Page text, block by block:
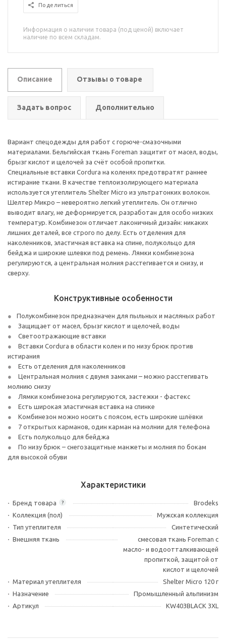
Поделиться
Информация о наличии товара (под ценой) включает
наличие по всем складам.
Описание Отзывы о товаре
Задать вопрос Дополнительно
Вариант спецодежды для работ с горюче-смазочными
материалами. Бельгийская ткань Foreman защитит от масел, воды,
брызг кислот и щелочей за счёт особой пропитки.
Специальные вставки Cordura на коленях предотвратят раннее
истирание ткани. В качестве теплоизолирующего материала
используется утеплитель Shelter Micro из ультратонких волокон.
Шелтер Микро – невероятно легкий утеплитель. Он отлично
выводит влагу, не деформируется, разработан для особо низких
температур. Комбинезон отличает лаконичный дизайн: никаких
лишних деталей, все строго по делу. Есть отделения для
наколенников, эластичная вставка на спине, полукольцо для
бейджа и широкие шлевки под ремень. Лямки комбинезона
регулируются, а центральная молния расстегивается и снизу, и
сверху.
Конструктивные особенности
Полукомбинезон предназначен для пыльных и масляных работ
Защищает от масел, брызг кислот и щелочей, воды
Светоотражающие вставки
Вставки Cordura в области колен и по низу брюк против
истирания
Есть отделения для наколенников
Центральная молния с двумя замками – можно расстегивать
молнию снизу
Лямки комбинезона регулируются, застежки - фастекс
Есть широкая эластичная вставка на спинке
Комбинезон можно носить с поясом, есть широкие шлёвки
7 открытых карманов, один карман на молнии для телефона
Есть полукольцо для бейджа
По низу брюк – снегозащитные манжеты и молния по бокам
для высокой обуви
Характеристики
?
Бренд товара
Brodeks
Коллекция (пол)
Мужская коллекция
Тип утеплителя
Синтетический
Внешняя ткань
смесовая ткань Foreman с
масло- и водоотталкивающей
пропиткой, защитой от
кислот и щелочей
Материал утеплителя
Shelter Micro 120 г
Назначение
Промышленный альпинизм
Артикул
KW403BLACK 3XL